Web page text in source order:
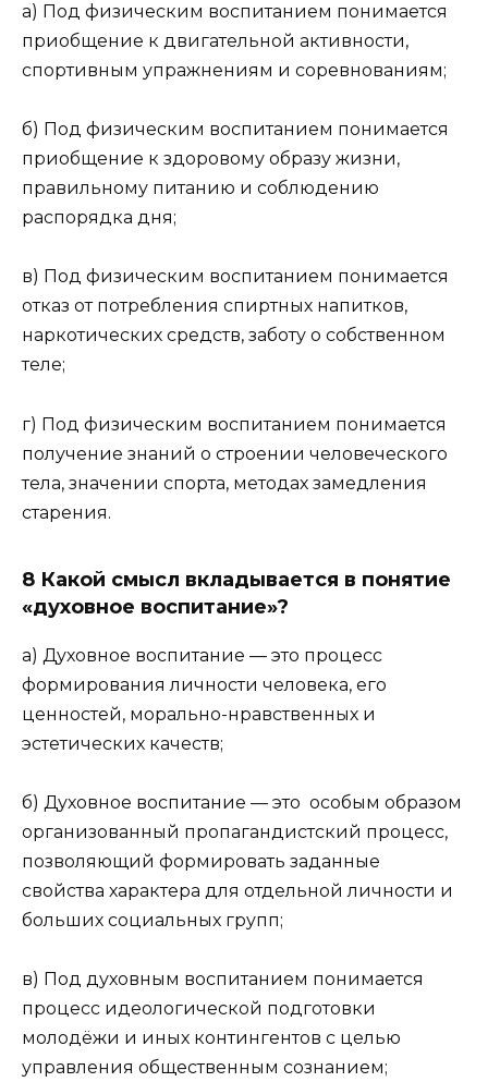
а) Под физическим воспитанием понимается
приобщение к двигательной активности,
спортивным упражнениям и соревнованиям;
б) Под физическим воспитанием понимается
приобщение к здоровому образу жизни,
правильному питанию и соблюдению
распорядка дня;
в) Под физическим воспитанием понимается
отказ от потребления спиртных напитков,
наркотических средств, заботу о собственном
теле;
г) Под физическим воспитанием понимается
получение знаний о строении человеческого
тела, значении спорта, методах замедления
старения.
8 Какой смысл вкладывается в понятие
«духовное воспитание»?
а) Духовное воспитание — это процесс
формирования личности человека, его
ценностей, морально-нравственных и
эстетических качеств;
б) Духовное воспитание — это особым образом
организованный пропагандистский процесс,
позволяющий формировать заданные
свойства характера для отдельной личности и
больших социальных групп;
в) Под духовным воспитанием понимается
процесс идеологической подготовки
молодёжи и иных контингентов с целью
управления общественным сознанием;